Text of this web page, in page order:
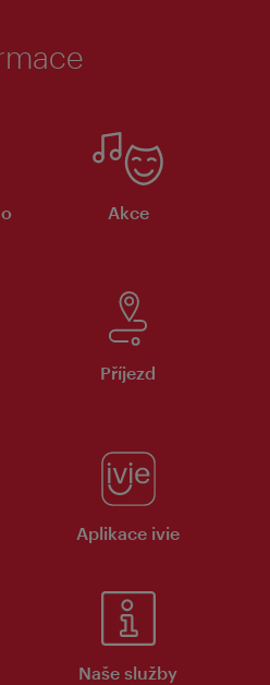
Akce
Příjezd
Aplikace ivie
Naše služby